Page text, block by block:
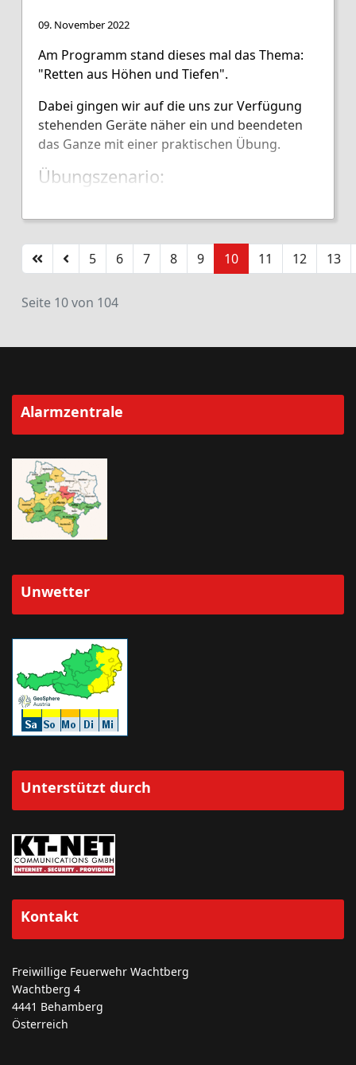
09. November 2022
Am Programm stand dieses mal das Thema:
"Retten aus Höhen und Tiefen".
Dabei gingen wir auf die uns zur Verfügung
stehenden Geräte näher ein und beendeten
das Ganze mit einer praktischen Übung.
Übungszenario:
über eine Leiter schonend gerettet werden.
5 6 7 8 9 10 11 12 13
Seite 10 von 104
Alarmzentrale
Unwetter
Unterstützt durch
Kontakt
Freiwillige Feuerwehr Wachtberg
Wachtberg 4
4441 Behamberg
Österreich